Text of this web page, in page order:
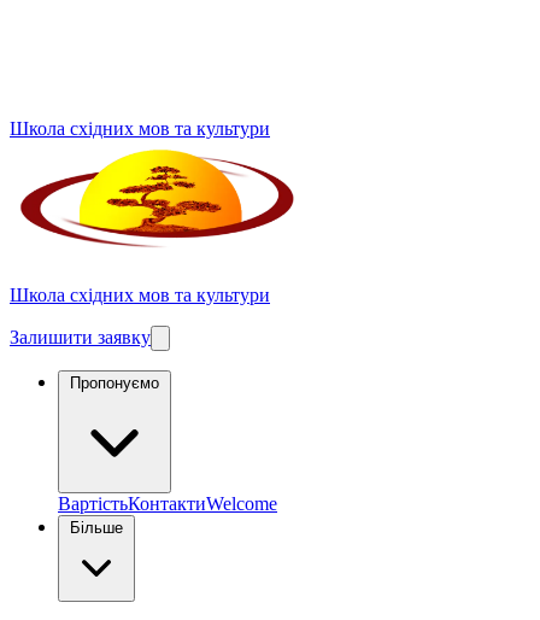
Школа східних мов та культури
Школа східних мов та культури
Залишити заявку
ВартістьКонтактиWelcome